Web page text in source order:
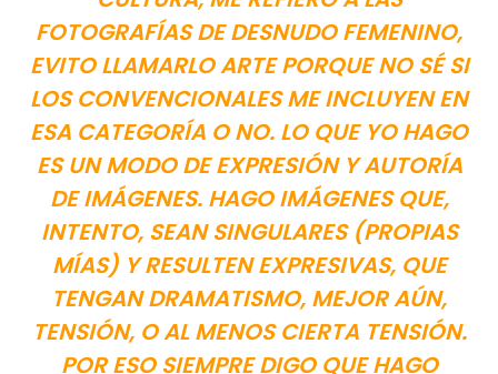
FOTOGRAFÍAS DE DESNUDO FEMENINO,
EVITO LLAMARLO ARTE PORQUE NO SÉ SI
LOS CONVENCIONALES ME INCLUYEN EN
ESA CATEGORÍA O NO. LO QUE YO HAGO
ES UN MODO DE EXPRESIÓN Y AUTORÍA
DE IMÁGENES. HAGO IMÁGENES QUE,
INTENTO, SEAN SINGULARES (PROPIAS
MÍAS) Y RESULTEN EXPRESIVAS, QUE
TENGAN DRAMATISMO, MEJOR AÚN,
TENSIÓN, O AL MENOS CIERTA TENSIÓN.
POR ESO SIEMPRE DIGO QUE HAGO